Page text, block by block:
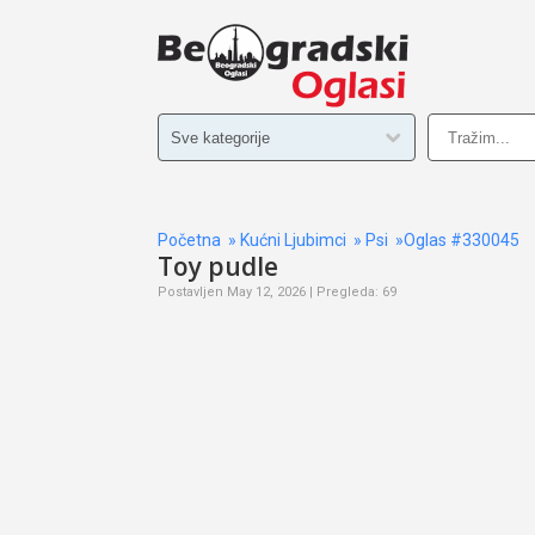
Početna » Kućni Ljubimci » Psi »Oglas #330045
Toy pudle
Postavljen May 12, 2026 | Pregleda: 69